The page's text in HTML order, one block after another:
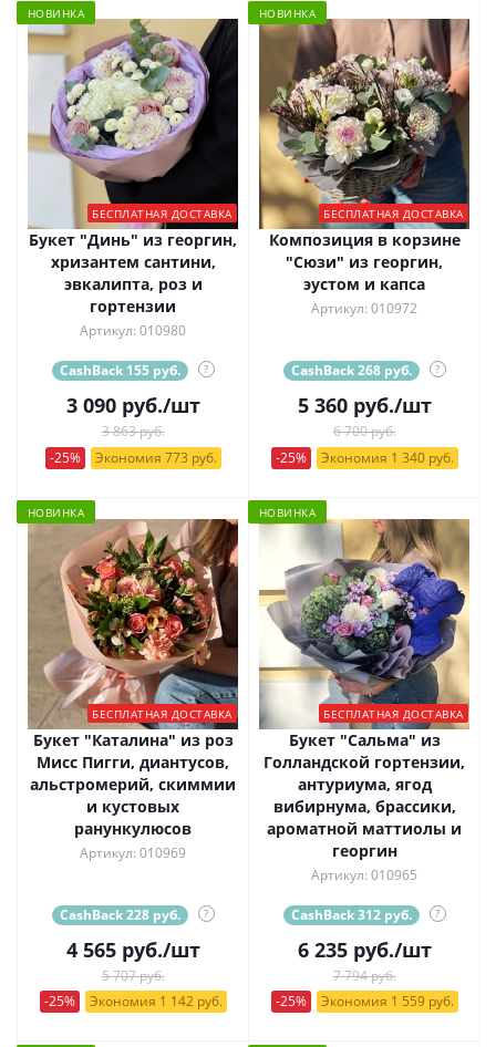
НОВИНКА
БЕСПЛАТНАЯ ДОСТАВКА
Букет "Динь" из георгин,
хризантем сантини,
эвкалипта, роз и
гортензии
Артикул: 010980
CashBack 155 руб. ?
3 090руб./шт
3 863 руб.
-25%
Экономия 773 руб.
НОВИНКА
БЕСПЛАТНАЯ ДОСТАВКА
Композиция в корзине
"Сюзи" из георгин,
эустом и капса
Артикул: 010972
CashBack 268 руб. ?
5 360руб./шт
6 700 руб.
-25%
Экономия 1 340 руб.
НОВИНКА
БЕСПЛАТНАЯ ДОСТАВКА
Букет "Каталина" из роз
Мисс Пигги, диантусов,
альстромерий, скиммии
и кустовых
ранункулюсов
Артикул: 010969
CashBack 228 руб. ?
4 565руб./шт
5 707 руб.
-25%
Экономия 1 142 руб.
НОВИНКА
БЕСПЛАТНАЯ ДОСТАВКА
Букет "Сальма" из
Голландской гортензии,
антуриума, ягод
вибирнума, брассики,
ароматной маттиолы и
георгин
Артикул: 010965
CashBack 312 руб. ?
6 235руб./шт
7 794 руб.
-25%
Экономия 1 559 руб.